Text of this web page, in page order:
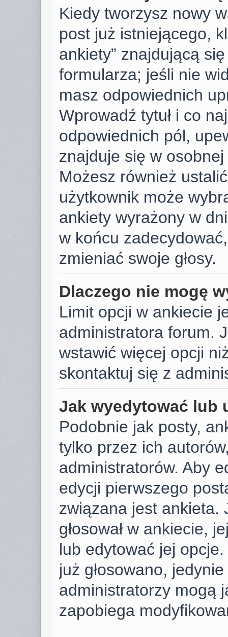
Kiedy tworzysz nowy
post już istniejącego,
ankiety” znajdującą
formularza; jeśli nie
masz odpowiednich
Wprowadź tytuł i co
odpowiednich pól,
znajduje się w
Możesz również
użytkownik może
ankiety wyrażony w
w końcu
zmieniać swoje głosy.
Dlaczego nie mogę
Limit opcji w ankiecie
administratora forum.
wstawić więcej opcji
skontaktuj się z
Jak wyedytować lub
Podobnie jak posty,
tylko przez ich
administratorów. Aby
edycji pierwszego
związana jest ankieta.
głosował w ankiecie,
lub edytować jej
już głosowano,
administratorzy mogą
zapobiega